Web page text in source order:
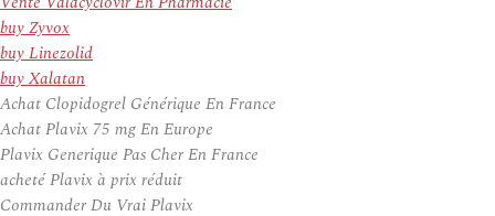
buy Zyvox
buy Linezolid
buy Xalatan
Achat Clopidogrel Générique En France
Achat Plavix 75 mg En Europe
Plavix Generique Pas Cher En France
acheté Plavix à prix réduit
Commander Du Vrai Plavix